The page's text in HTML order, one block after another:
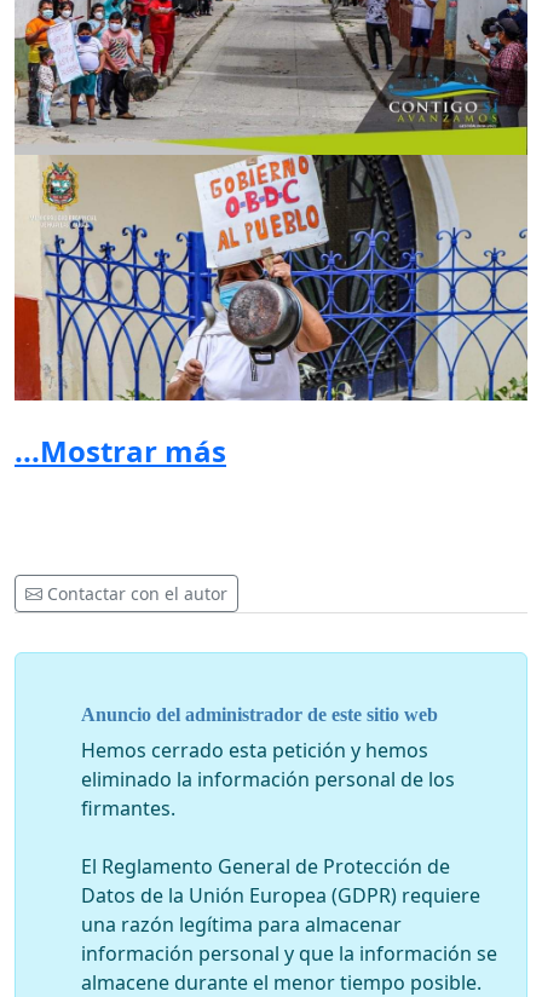
...Mostrar más
Contactar con el autor
Anuncio del administrador de este sitio web
Hemos cerrado esta petición y hemos
eliminado la información personal de los
firmantes.
El Reglamento General de Protección de
Datos de la Unión Europea (GDPR) requiere
una razón legítima para almacenar
información personal y que la información se
almacene durante el menor tiempo posible.